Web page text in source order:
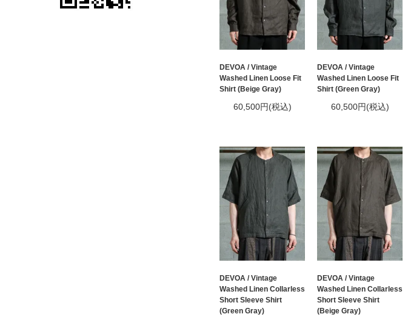
DEVOA / Vintage
Washed Linen Loose Fit
Shirt (Beige Gray)
60,500円(税込)
DEVOA / Vintage
Washed Linen Loose Fit
Shirt (Green Gray)
60,500円(税込)
DEVOA / Vintage
Washed Linen Collarless
Short Sleeve Shirt
(Green Gray)
DEVOA / Vintage
Washed Linen Collarless
Short Sleeve Shirt
(Beige Gray)